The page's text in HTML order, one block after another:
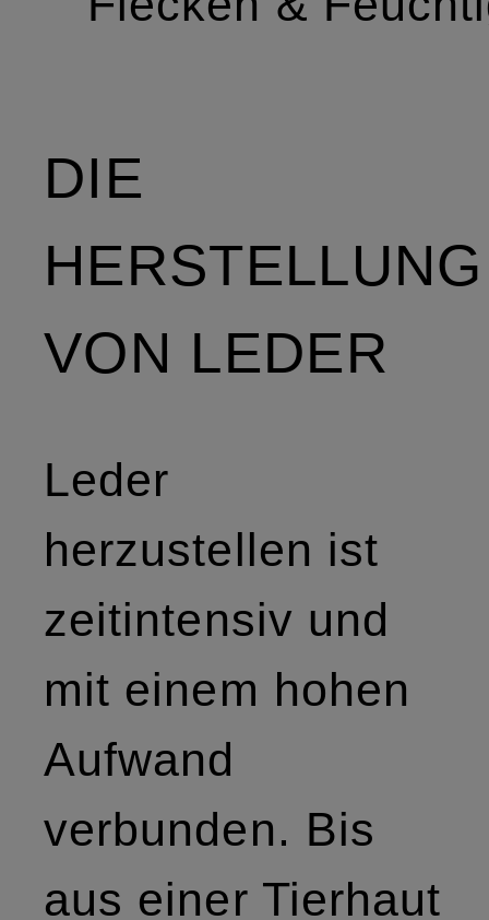
DIE
HERSTELLUNG
VON LEDER
Leder
herzustellen ist
zeitintensiv und
mit einem hohen
Aufwand
verbunden. Bis
aus einer Tierhaut